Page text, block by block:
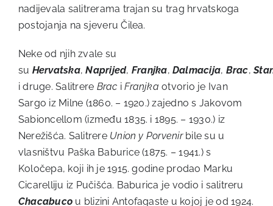
nadijevala salitrerama trajan su trag hrvatskoga
postojanja na sjeveru Čilea.
Neke od njih zvale su
su Hervatska, Naprijed, Franjka, Dalmacija, Brac,
i druge. Salitrere Brac iFranjka otvorio je Ivan
Sargo iz Milne (1860. – 1920.) zajedno s Jakovom
Sabioncellom (između 1835. i 1895. – 1930.) iz
Nerežišća. Salitrere Union y Porvenirbile su u
vlasništvu Paška Baburice (1875. – 1941.) s
Koločepa, koji ih je 1915. godine prodao Marku
Cicarelliju iz Pučišća. Baburica je vodio i salitreru
Chacabuco u blizini Antofagaste u kojoj je od 1924.